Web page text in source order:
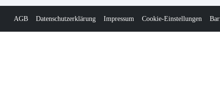
AGB Datenschutzerklärung Impressum Cookie-Einstellungen